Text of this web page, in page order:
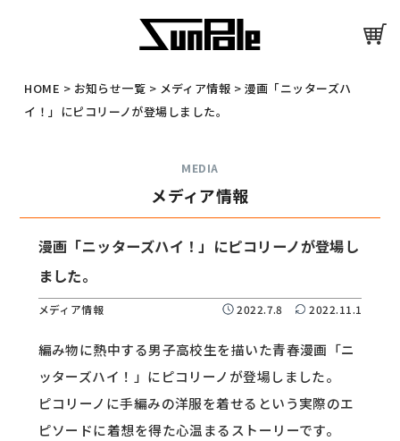
HOME > お知らせ一覧 > メディア情報 > 漫画「ニッターズハ
イ！」にピコリーノが登場しました。
MEDIA
メディア情報
漫画「ニッターズハイ！」にピコリーノが登場し
ました。
メディア情報 2022.7.8 2022.11.1
編み物に熱中する男子高校生を描いた青春漫画「ニ
ッターズハイ！」にピコリーノが登場しました。
ピコリーノに手編みの洋服を着せるという実際のエ
ピソードに着想を得た心温まるストーリーです。